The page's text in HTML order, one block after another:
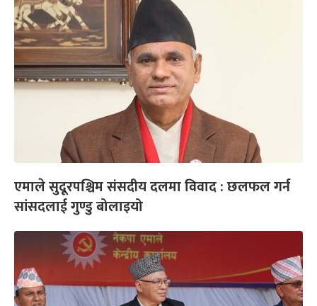
एमाले सुदूरपश्चिम संसदीय दलमा विवाद : छलफल गर्न
सांसदलाई गुण्डु बोलाइयो